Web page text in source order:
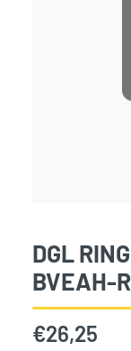
DGL
BVEAH-
€26,25